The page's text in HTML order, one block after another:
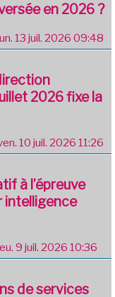
en 2026 ?
13 juil. 2026 09:48
2026 fixe la
10 juil. 2026 11:26
à l’épreuve
intelligence
9 juil. 2026 10:36
de services